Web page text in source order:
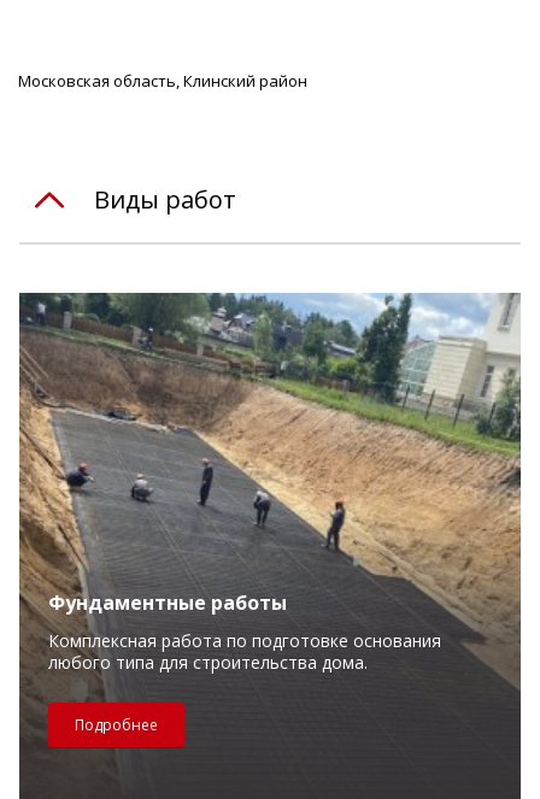
Московская область, Клинский район
Виды работ
Фундаментные работы
Комплексная работа по подготовке основания
любого типа для строительства дома.
Подробнее